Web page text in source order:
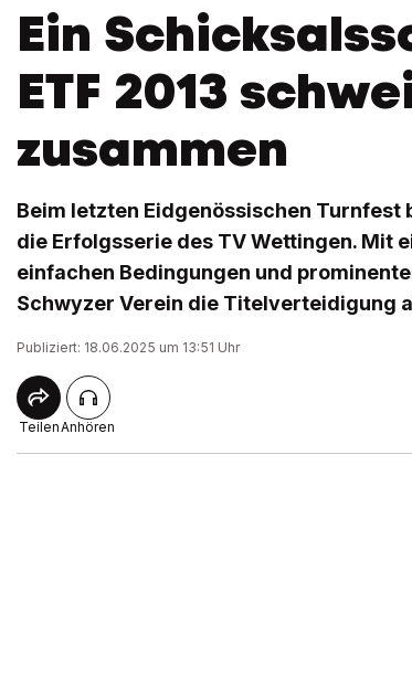
Ein
ETF 2013
zusammen
Beim letzten Eidgenössischen Turnfest
die Erfolgsserie des TV Wettingen. Mit
einfachen Bedingungen und
Schwyzer Verein die Titelverteidigung
Publiziert: 18.06.2025 um 13:51 Uhr
TeilenAnhören